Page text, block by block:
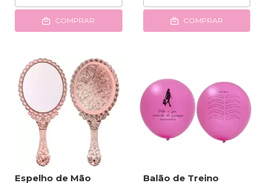
COMPRAR COMPRAR
Espelho de Mão
Balão de Treino